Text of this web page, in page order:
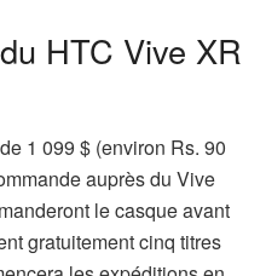
HTC Vive XR
1 099 $ (environ Rs. 90
auprès du Vive
le casque avant
gratuitement cinq titres